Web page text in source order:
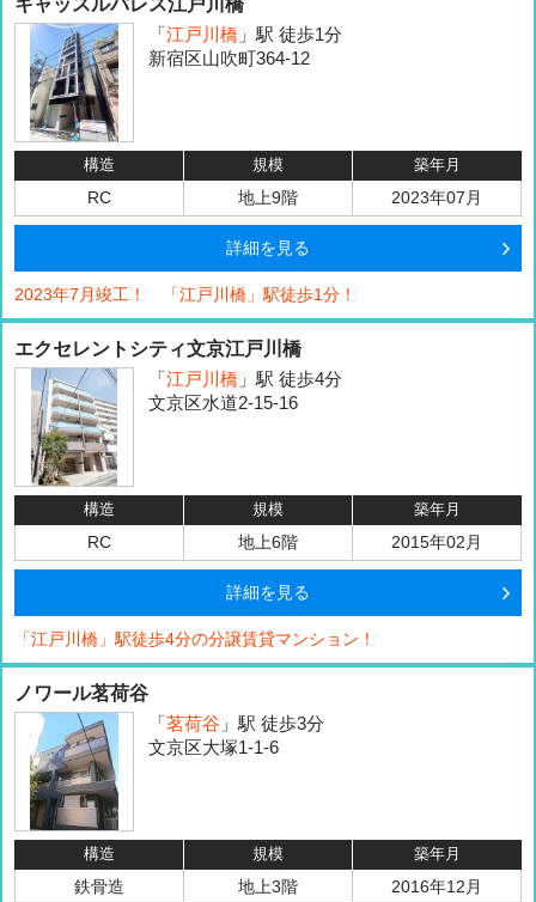
「 江戸川橋 」駅 徒歩1分
新宿区山吹町364-12
構造 規模 築年月
RC 地上9階 2023年07月
詳細を見る
2023年7月竣工！ 「江戸川橋」駅徒歩1分！
エクセレントシティ文京江戸川橋
「 江戸川橋 」駅 徒歩4分
文京区水道2-15-16
構造 規模 築年月
RC 地上6階 2015年02月
詳細を見る
「江戸川橋」駅徒歩4分の分譲賃貸マンション！
ノワール茗荷谷
「 茗荷谷 」駅 徒歩3分
文京区大塚1-1-6
構造 規模 築年月
鉄骨造 地上3階 2016年12月